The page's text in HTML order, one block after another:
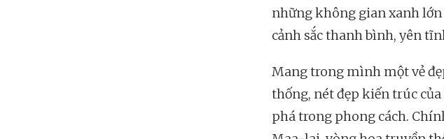
những không gian xanh
cảnh sắc thanh bình, yên
Mang trong mình một vẻ
thống, nét đẹp kiến trúc
phá trong phong cách.